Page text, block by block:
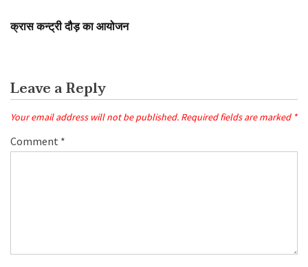
क्रास कन्ट्री दौड़ का आयोजन
Leave a Reply
Your email address will not be published. Required fields are marked *
Comment *